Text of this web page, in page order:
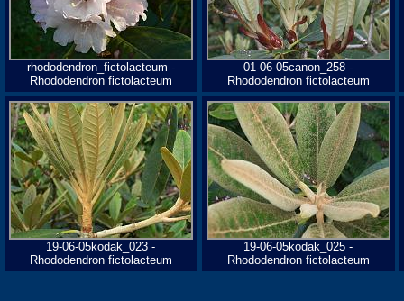
rhododendron_fictolacteum -
Rhododendron fictolacteum
01-06-05canon_258 -
Rhododendron fictolacteum
19-06-05kodak_023 -
Rhododendron fictolacteum
19-06-05kodak_025 -
Rhododendron fictolacteum